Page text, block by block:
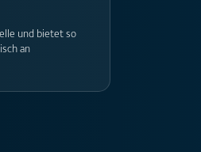
und bietet so
an